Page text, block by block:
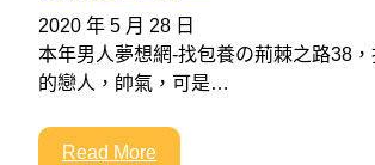
2020 年 5 月 28 日
本年男人夢想網-找包養の荊棘之路38
的戀人，帥氣，可是…
Read More